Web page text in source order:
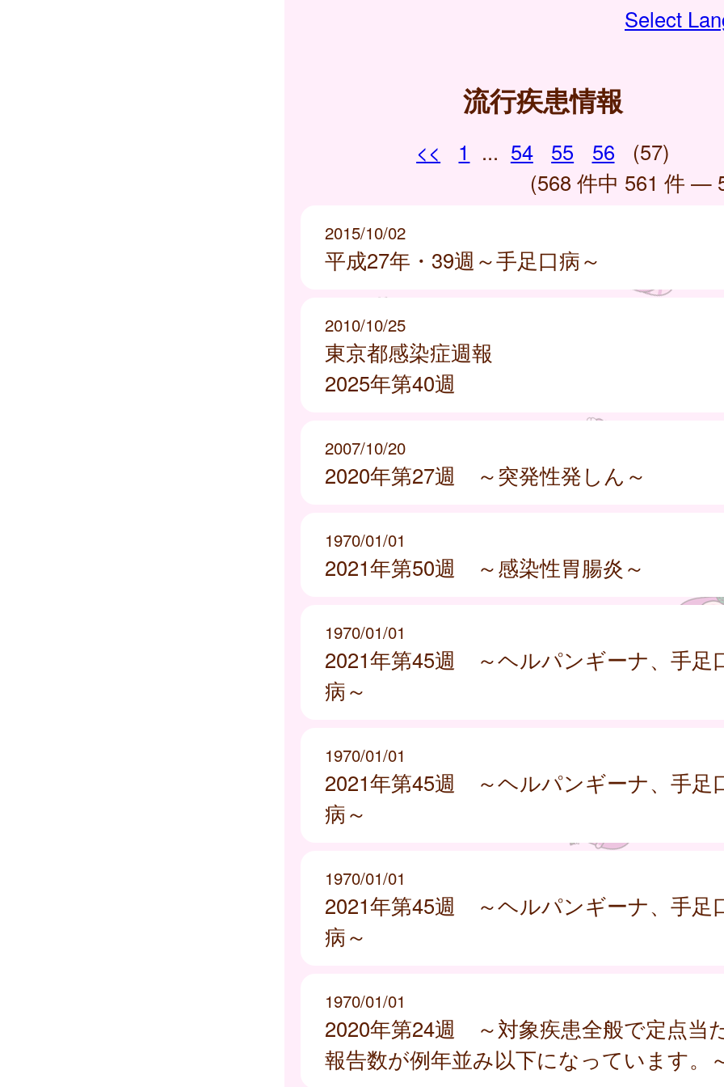
Select
流行疾患情報
<< 1 ... 54 55 56
(57)
(568 件中 561 件 —
2015/10/02
平成27年・39週～手足口病～
2010/10/25
東京都感染症週報
2025年第40週
2007/10/20
2020年第27週 ～突発性発しん～
1970/01/01
2021年第50週 ～感染性胃腸炎～
1970/01/01
2021年第45週 ～ヘルパンギーナ、手足
病～
1970/01/01
2021年第45週 ～ヘルパンギーナ、手足
病～
1970/01/01
2021年第45週 ～ヘルパンギーナ、手足
病～
1970/01/01
2020年第24週 ～対象疾患全般で定点当
報告数が例年並み以下になっています。